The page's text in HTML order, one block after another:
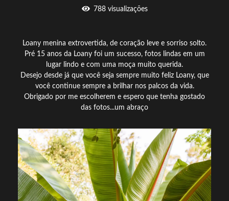
788visualizações
Loany menina extrovertida, de coração leve e sorriso solto.
Pré 15 anos da Loany foi um sucesso, fotos lindas em um
lugar lindo e com uma moça muito querida.
Desejo desde já que você seja sempre muito feliz Loany, que
você continue sempre a brilhar nos palcos da vida.
Obrigado por me escolherem e espero que tenha gostado
das fotos...um abraço